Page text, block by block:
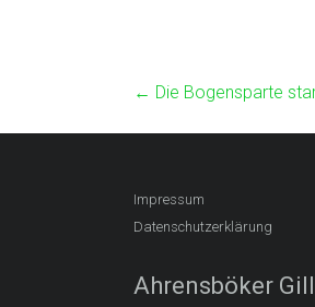
← Die Bogensparte
Impressum
Datenschutzerklärung
Ahrensböker